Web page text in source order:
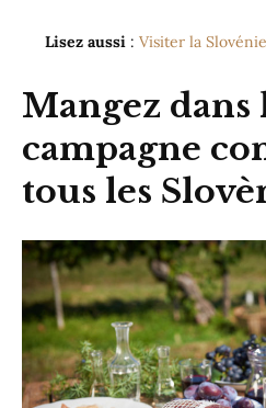
Lisez aussi : Visiter la
Mangez dans
campagne
tous les